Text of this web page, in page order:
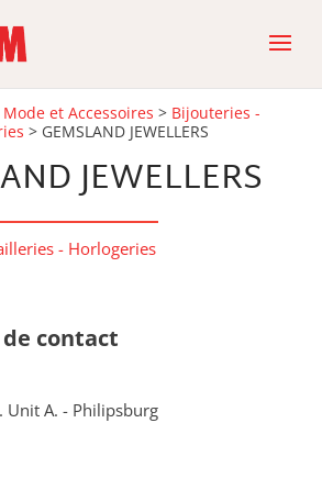
Mode et Accessoires > Bijouteries -
> GEMSLAND JEWELLERS
JEWELLERS
- Horlogeries
contact
Unit A. - Philipsburg